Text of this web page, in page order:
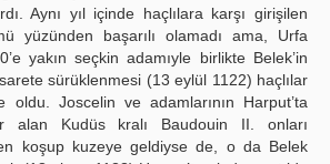
Aynı yıl içinde haçlılara karşı girişilen
yüzünden başarılı olamadı ama, Urfa
yakın seçkin adamıyle birlikte Belek’in
sürüklenmesi (13 eylül 1122) haçlılar
Joscelin ve adamlarının Harput’ta
alan Kudüs kralı Baudouin II. onları
koşup kuzeye geldiyse de, o da Belek